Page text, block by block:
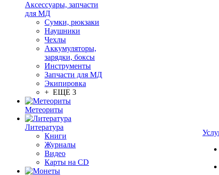
Аксессуары, запчасти
для МД
Сумки, рюкзаки
Наушники
Чехлы
Аккумуляторы,
зарядки, боксы
Инструменты
Запчасти для МД
Экипировка
+ ЕЩЕ 3
Метеориты
Литература
Книги
Журналы
Видео
Карты на CD